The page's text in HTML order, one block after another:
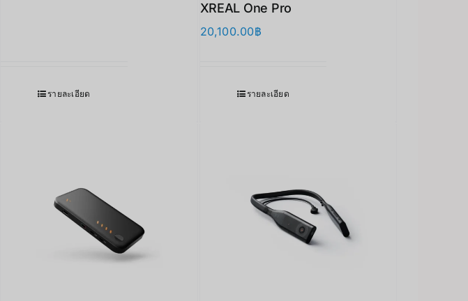
รายละเอียด
XREAL One Pro
20,100.00฿
รายละเอียด